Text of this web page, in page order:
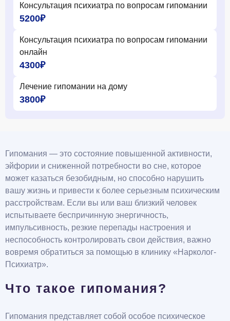
Консультация психиатра по вопросам гипомании
5200₽
Консультация психиатра по вопросам гипомании
онлайн
4300₽
Лечение гипомании на дому
3800₽
Гипомания — это состояние повышенной активности,
эйфории и сниженной потребности во сне, которое
может казаться безобидным, но способно нарушить
вашу жизнь и привести к более серьезным психическим
расстройствам. Если вы или ваш близкий человек
испытываете беспричинную энергичность,
импульсивность, резкие перепады настроения и
неспособность контролировать свои действия, важно
вовремя обратиться за помощью в клинику «Нарколог-
Психиатр».
Что такое гипомания?
Гипомания представляет собой особое психическое